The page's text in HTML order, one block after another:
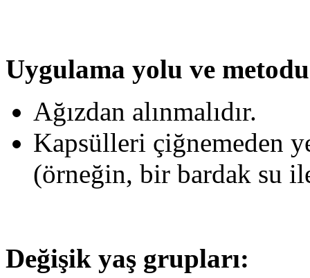
Uygulama yolu ve
Ağızdan alınmalıdır.
Kapsülleri çiğnemeden
(örneğin, bir bardak su
Değişik yaş grupları: